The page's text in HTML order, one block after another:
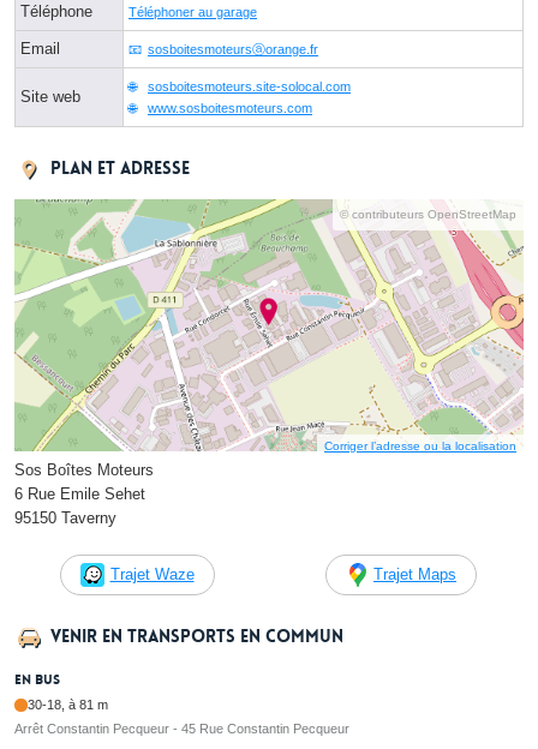
Téléphone Téléphoner au garage
Email sosboitesmoteursⓐorange.fr
Site web
sosboitesmoteurs.site-solocal.com
www.sosboitesmoteurs.com
Plan et adresse
© contributeurs OpenStreetMap
Corriger l’adresse ou la localisation
Sos Boîtes Moteurs
6 Rue Emile Sehet
95150 Taverny
Trajet Waze Trajet Maps
Venir en transports en commun
En bus
30-18, à 81 m
Arrêt Constantin Pecqueur - 45 Rue Constantin Pecqueur